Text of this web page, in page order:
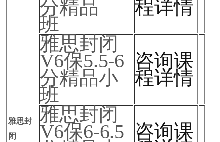
雅思封
闭
分精品
班
程详情
雅思封闭
V6保5.5-6
分精品小
班
咨询课
程详情
雅思封闭
V6保6-6.5 咨询课